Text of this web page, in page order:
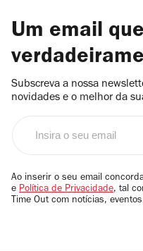
Um email
Subscreva a nossa
novidades e o melhor da
email
Ao inserir o seu email
e Política de Privacidade, tal
Time Out com notícias,